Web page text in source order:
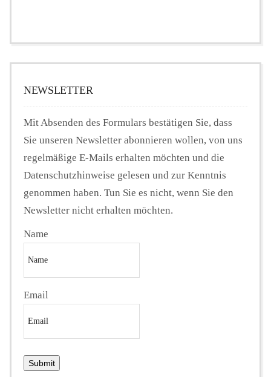
NEWSLETTER
Mit Absenden des Formulars bestätigen Sie, dass
Sie unseren Newsletter abonnieren wollen, von uns
regelmäßige E-Mails erhalten möchten und die
Datenschutzhinweise gelesen und zur Kenntnis
genommen haben. Tun Sie es nicht, wenn Sie den
Newsletter nicht erhalten möchten.
Name
Email